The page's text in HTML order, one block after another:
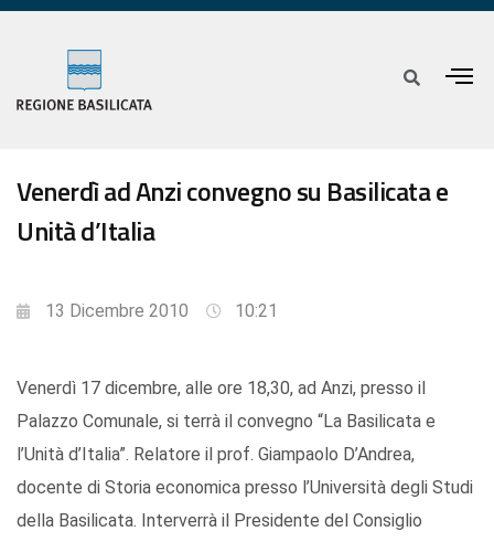
Venerdì ad Anzi convegno su Basilicata e
Unità d’Italia
13 Dicembre 2010 10:21
Venerdì 17 dicembre, alle ore 18,30, ad Anzi, presso il
Palazzo Comunale, si terrà il convegno “La Basilicata e
l’Unità d’Italia”. Relatore il prof. Giampaolo D’Andrea,
docente di Storia economica presso l’Università degli Studi
della Basilicata. Interverrà il Presidente del Consiglio